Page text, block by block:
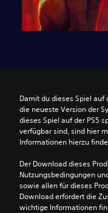
Damit du dieses Spiel auf
die neueste Version der
dieses Spiel auf der PS5
verfügbar sind, sind hier
Informationen hierzu
Der Download dieses
Nutzungsbedingungen
sowie allen für dieses
Download erfordert die
wichtige Informationen